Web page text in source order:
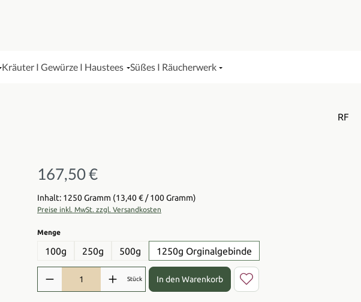
Kräuter I Gewürze I Haustees Süßes I Räucherwerk
RF
Regulärer Preis:
167,50 €
Inhalt: 1250 Gramm (13,40 € / 100 Gramm)
Preise inkl. MwSt. zzgl. Versandkosten
Mengeauswählen
100g 250g 500g 1250g Orginalgebinde
Produkt Anzahl: Gib den gewünschten Wert ein oder benutze die
Stück In den Warenkorb